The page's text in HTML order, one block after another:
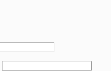
Obligatorio